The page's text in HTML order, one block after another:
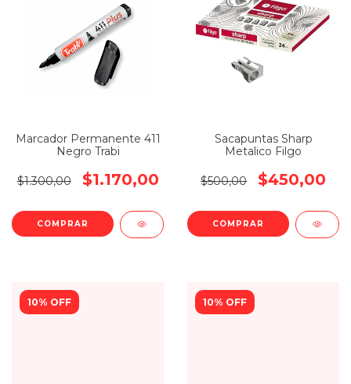
Marcador Permanente 411
Negro Trabi
$1.300,00 $1.170,00
Sacapuntas Sharp
Metalico Filgo
$500,00 $450,00
10% OFF 10% OFF